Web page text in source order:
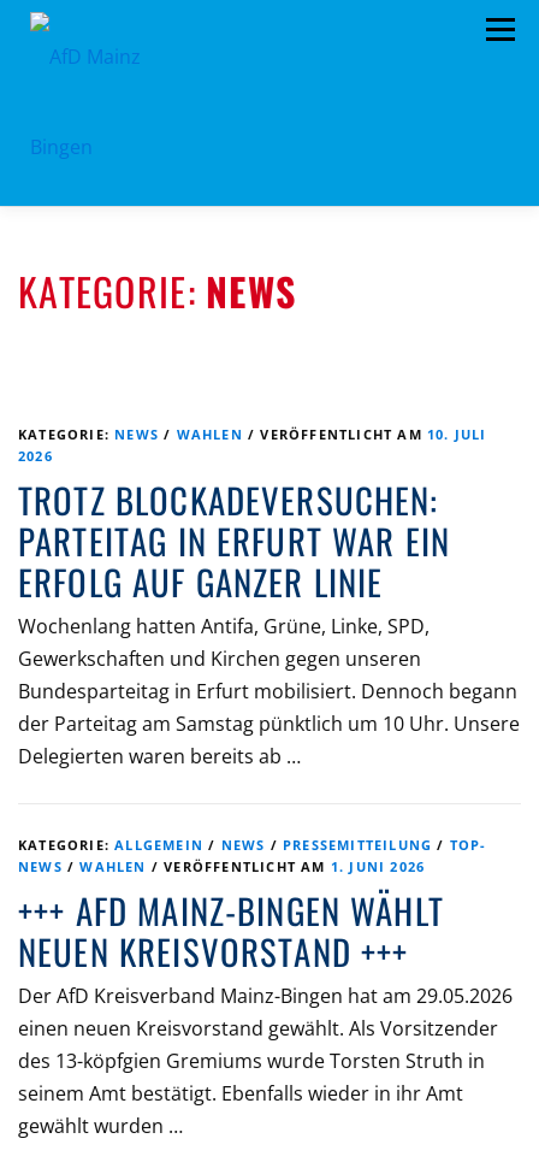
Zum
Menü
PROGRAMM ORGANIGRAMM
KATEGORIE: NEWS
KATEGORIE: NEWS / WAHLEN /VERÖFFENTLICHT AM 10. JULI
2026
TROTZ BLOCKADEVERSUCHEN:
PARTEITAG IN ERFURT WAR EIN
ERFOLG AUF GANZER LINIE
Wochenlang hatten Antifa, Grüne, Linke, SPD,
Gewerkschaften und Kirchen gegen unseren
Bundesparteitag in Erfurt mobilisiert. Dennoch begann
der Parteitag am Samstag pünktlich um 10 Uhr. Unsere
Delegierten waren bereits ab …
KATEGORIE:ALLGEMEIN / NEWS / PRESSEMITTEILUNG / TOP-
NEWS /WAHLEN /VERÖFFENTLICHT AM 1. JUNI 2026
+++ AFD MAINZ-BINGEN WÄHLT
NEUEN KREISVORSTAND +++
Der AfD Kreisverband Mainz-Bingen hat am 29.05.2026
einen neuen Kreisvorstand gewählt. Als Vorsitzender
des 13-köpfgien Gremiums wurde Torsten Struth in
seinem Amt bestätigt. Ebenfalls wieder in ihr Amt
gewählt wurden …